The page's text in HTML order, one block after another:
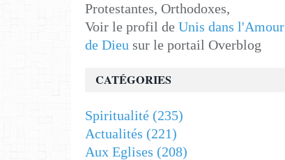
Protestantes, Orthodoxes,
Voir le profil de Unis dans l'Amour
de Dieu sur le portail Overblog
CATÉGORIES
Spiritualité (235)
Actualités (221)
Aux Eglises (208)